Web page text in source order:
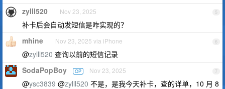
5
zylll520 Nov 23, 2025
补卡后会自动发短信是咋实现的？
6
mhine Nov 23, 2025 via iPhone
@zylll520 查询以前的短信记录
7
SodaPopBoy OP Nov 23, 2025
@ysc3839 @zylll520 不是，是我今天补卡，查的详单，10 月 8